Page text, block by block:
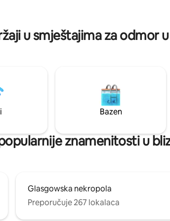
u smještajima za odmor
Bazen
znamenitosti u
Glasgowska nekropola
Preporučuje 267 lokalaca